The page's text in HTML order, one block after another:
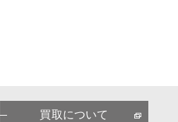
買取について